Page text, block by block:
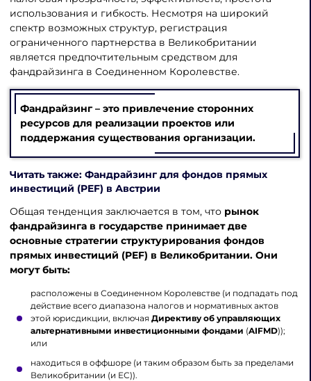
использования и гибкость. Несмотря на широкий
спектр возможных структур, регистрация
ограниченного партнерства в Великобритании
является предпочтительным средством для
фандрайзинга в Соединенном Королевстве.
Фандрайзинг – это привлечение сторонних
ресурсов для реализации проектов или
поддержания существования организации.
Читать также: Фандрайзинг для фондов прямых
инвестиций (PEF) в Австрии
Общая тенденция заключается в том, что рынок
фандрайзинга в государстве принимает две
основные стратегии структурирования фондов
прямых инвестиций (PEF) в Великобритании. Они
могут быть:
расположены в Соединенном Королевстве (и подпадать под
действие всего диапазона налогов и нормативных актов
этой юрисдикции, включая Директиву об управляющих
альтернативными инвестиционными фондами (AIFMD));
или
находиться в оффшоре (и таким образом быть за пределами
Великобритании (и ЕС)).